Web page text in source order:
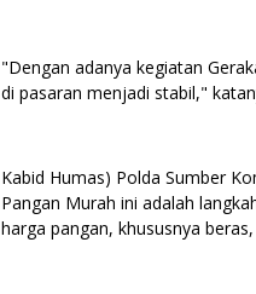
"Dengan adanya kegiatan
di pasaran menjadi stabil,"
Kabid Humas) Polda Sumber
Pangan Murah ini adalah
harga pangan, khususnya